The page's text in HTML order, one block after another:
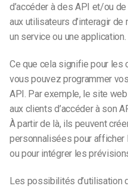
d’accéder à des API et/ou
aux utilisateurs d’interagir
un service ou une application.
Ce que cela signifie pour les
vous pouvez programmer
API. Par exemple, le site
aux clients d’accéder à son
À partir de là, ils peuvent
personnalisées pour
ou pour intégrer les
Les possibilités d’utilisation